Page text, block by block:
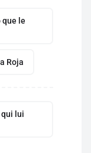
que le
Roja
lui